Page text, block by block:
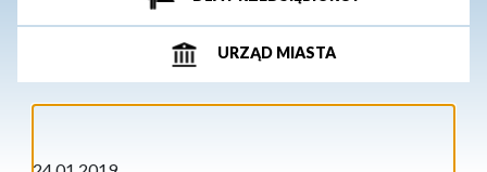
URZĄD MIASTA